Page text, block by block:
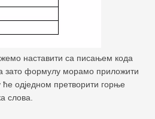
наставити са писањем кода
зато формулу морамо приложити
одједном претворити горње
слова.